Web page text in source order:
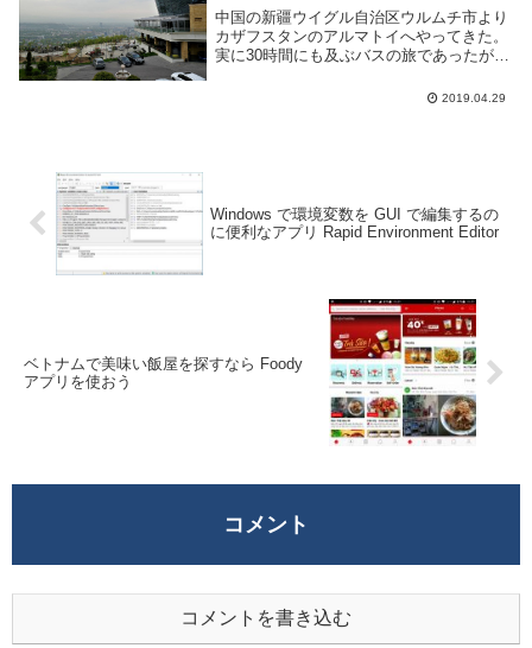
中国の新疆ウイグル自治区ウルムチ市より
カザフスタンのアルマトイへやってきた。
実に30時間にも及ぶバスの旅であったがそ
イでやることは特に無いのだが、中国では
2019.04.29
Windows で環境変数を GUI で編集するの
に便利なアプリ Rapid Environment Editor
ベトナムで美味い飯屋を探すなら Foody
アプリを使おう
コメント
コメントを書き込む